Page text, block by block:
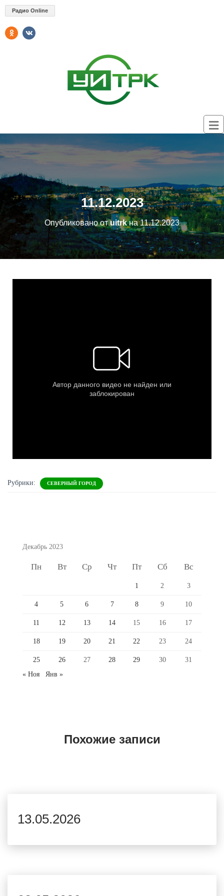
Радио Online
11.12.2023
Опубликовано отuitrkна11.12.2023
Рубрики: СЕВЕРНЫЙ ГОРОД
Декабрь 2023
Пн Вт Ср Чт Пт Сб Вс
1 2 3
4 5 6 7 8 9 10
11 12 13 14 15 16 17
18 19 20 21 22 23 24
25 26 27 28 29 30
31
« Ноя
Янв »
Похожие записи
13.05.2026